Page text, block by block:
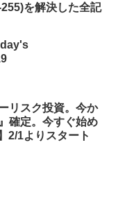
を解決した全記
リスク投資。今か
確定。今すぐ始め
2/1よりスタート